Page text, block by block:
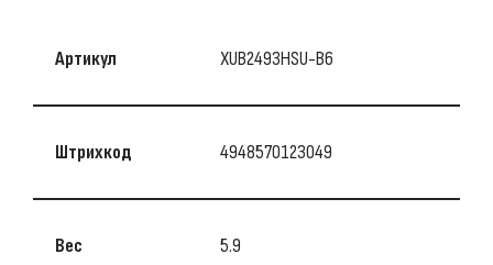
Артикул XUB2493HSU-B6
Штрихкод 4948570123049
Вес 5.9